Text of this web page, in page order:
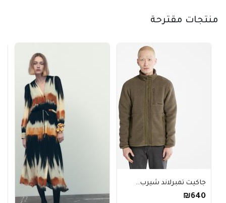
منتجات مقترحة
جاكيت تمبرلاند شيرب..
₪640